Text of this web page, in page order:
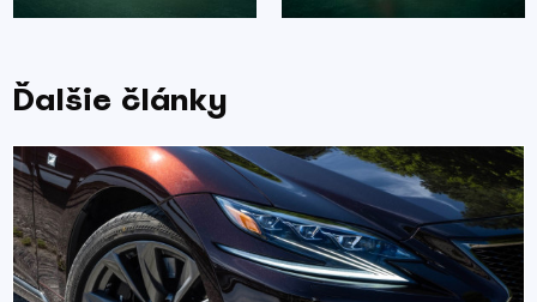
Ďalšie články